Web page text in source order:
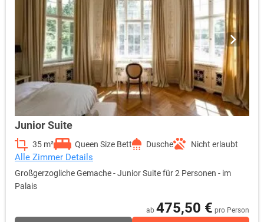
Junior Suite
35 m² Queen Size Bett Dusche Nicht erlaubt
Alle Zimmer Details
Großgerzogliche Gemache - Junior Suite für 2 Personen - im
Palais
ab 475,50 € pro Person